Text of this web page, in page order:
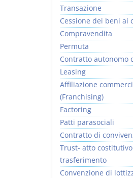
Transazione
Cessione dei beni ai
Compravendita
Permuta
Contratto autonomo
Leasing
Affiliazione
(Franchising)
Factoring
Patti parasociali
Contratto di
Trust- atto
trasferimento
Convenzione di